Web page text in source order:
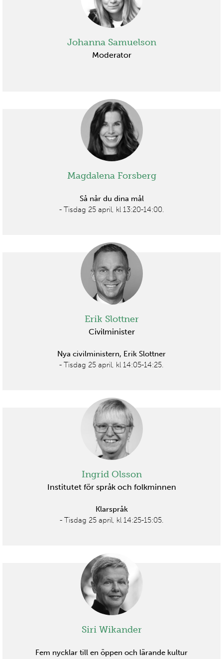
Johanna Samuelson
Moderator
Magdalena Forsberg
Så når du dina mål
- Tisdag 25 april, kl 13:20-14:00.
Erik Slottner
Civilminister
Nya civilministern, Erik Slottner
- Tisdag 25 april, kl 14:05-14:25.
Ingrid Olsson
Institutet för språk och folkminnen
Klarspråk
- Tisdag 25 april, kl 14:25-15:05.
Siri Wikander
Fem nycklar till en öppen och lärande kultur